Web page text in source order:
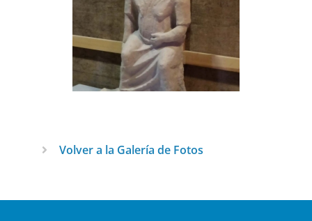
Volver a la Galería de Fotos